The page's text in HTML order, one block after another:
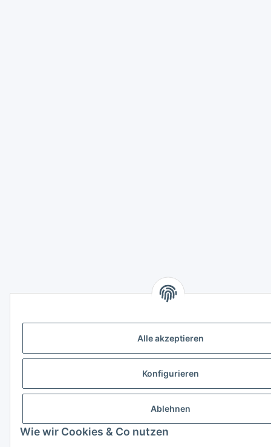
Alle akzeptieren
Konfigurieren
Ablehnen
Wie wir Cookies & Co nutzen